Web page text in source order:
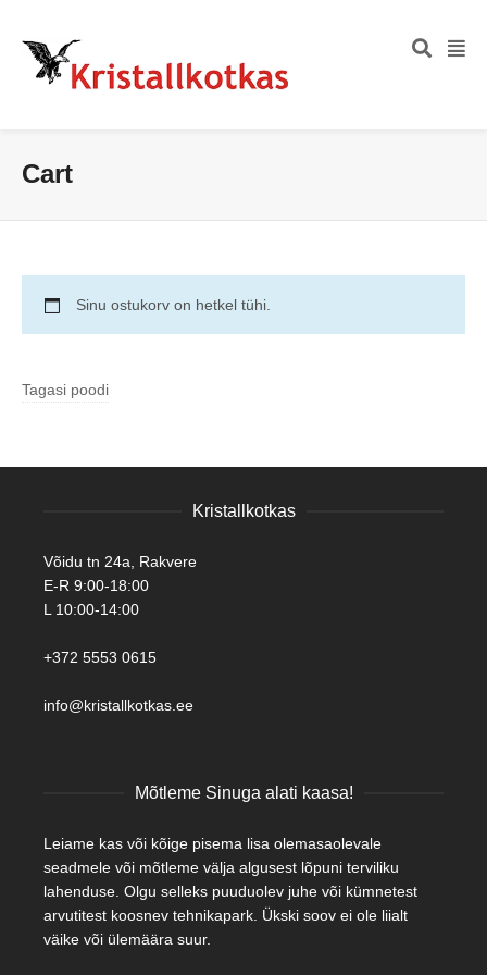
Cart
Sinu ostukorv on hetkel tühi.
Tagasi poodi
Kristallkotkas
Võidu tn 24a, Rakvere
E-R 9:00-18:00
L 10:00-14:00
+372 5553 0615
info@kristallkotkas.ee
Mõtleme Sinuga alati kaasa!
Leiame kas või kõige pisema lisa olemasaolevale
seadmele või mõtleme välja algusest lõpuni terviliku
lahenduse. Olgu selleks puuduolev juhe või kümnetest
arvutitest koosnev tehnikapark. Ükski soov ei ole liialt
väike või ülemäära suur.